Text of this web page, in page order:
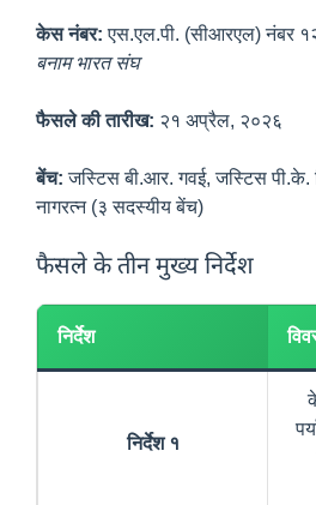
केस नंबर: एस.एल.पी. (सीआरएल) नंबर
बनाम भारत संघ
फैसले की तारीख: २१ अप्रैल, २०२६
बेंच: जस्टिस बी.आर. गवई, जस्टिस पी.के.
नागरत्न (३ सदस्यीय बेंच)
फैसले के तीन मुख्य निर्देश
निर्देश
निर्देश १